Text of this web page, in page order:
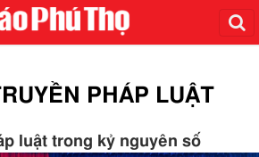
PHÁP LUẬT
luật trong kỷ nguyên số